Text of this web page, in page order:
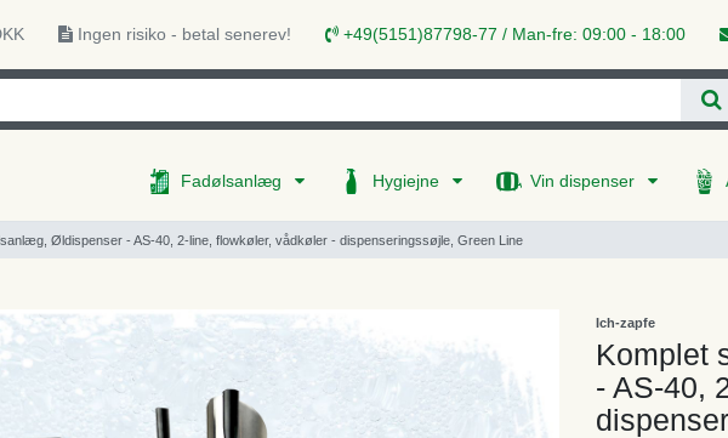
Ingen risiko - betal senerev! +49(5151)87798-77 / Man-fre: 09:00 - 18:00
Fadølsanlæg Hygiejne Vin dispenser
Øldispenser - AS-40, 2-line, flowkøler, vådkøler - dispenseringssøjle, Green Line
Ich-zapfe
Komplet
- AS-40,